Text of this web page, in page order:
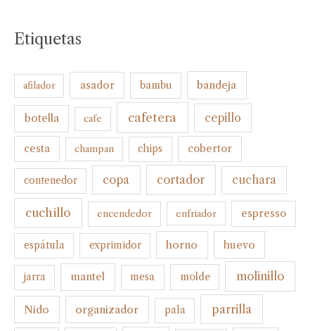
Etiquetas
afilador asador bambu bandeja
botella cafe cafetera cepillo
cesta champan chips cobertor
contenedor copa cortador cuchara
cuchillo encendedor enfriador espresso
espátula exprimidor horno huevo
jarra mantel mesa molde molinillo
Nido organizador pala parrilla